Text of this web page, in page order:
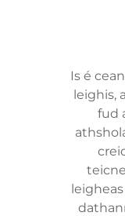
Is é
leighis,
fud